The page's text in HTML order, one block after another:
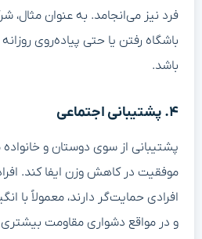
فرد نیز می‌انجامد. به عنوان
باشگاه رفتن یا حتی پیاده‌روی
باشد.
۴. پشتیبانی اجتماعی
پشتیبانی از سوی دوستان و
موفقیت در کاهش وزن ایفا کند.
افرادی حمایت‌گر دارند، معمولاً با
و در مواقع دشواری مقاومت